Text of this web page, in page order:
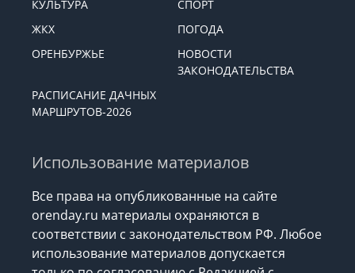
КУЛЬТУРА
СПОРТ
ЖКХ
ПОГОДА
ОРЕНБУРЖЬЕ
НОВОСТИ
ЗАКОНОДАТЕЛЬСТВА
РАСПИСАНИЕ ДАЧНЫХ
МАРШРУТОВ-2026
Использование материалов
Все права на опубликованные на сайте
orenday.ru материалы охраняются в
соответствии с законодательством РФ. Любое
использование материалов допускается